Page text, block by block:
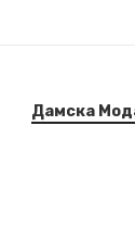
Дамска